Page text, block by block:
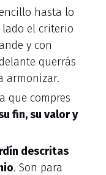
hasta lo
el criterio
y con
querrás
armonizar.
que compres
fin, su valor y
descritas
. Son para